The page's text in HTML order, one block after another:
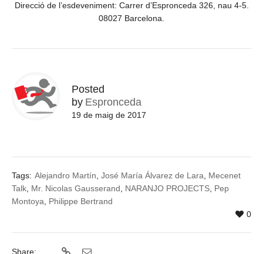
Direcció de l’esdeveniment: Carrer d’Espronceda 326, nau 4-5.
08027 Barcelona.
Posted
by Espronceda
19 de maig de 2017
Tags: Alejandro Martín, José María Álvarez de Lara, Mecenet
Talk, Mr. Nicolas Gausserand, NARANJO PROJECTS, Pep
Montoya, Philippe Bertrand
0
Share: